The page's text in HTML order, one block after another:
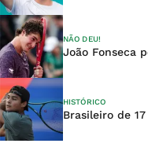
NÃO DEU!
João Fonseca
HISTÓRICO
Brasileiro de